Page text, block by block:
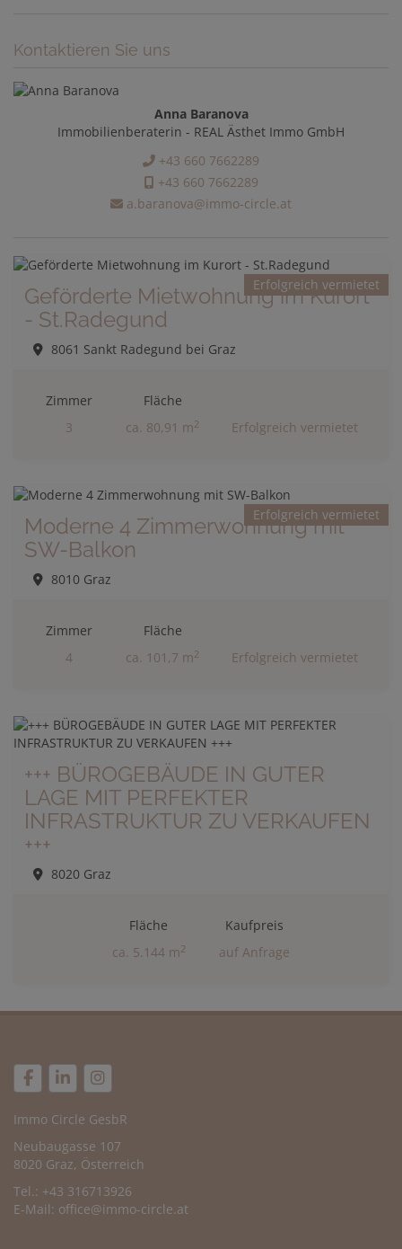
Kontaktieren Sie uns
Anna Baranova
Immobilienberaterin - REAL Ästhet Immo GmbH
+43 660 7662289
+43 660 7662289
a.baranova@immo-circle.at
Erfolgreich vermietet
Geförderte Mietwohnung im Kurort
- St.Radegund
8061 Sankt Radegund bei Graz
Zimmer
3
Fläche
ca. 80,91 m2 Erfolgreich vermietet
Erfolgreich vermietet
Moderne 4 Zimmerwohnung mit
SW-Balkon
8010 Graz
Zimmer
4
Fläche
ca. 101,7 m2 Erfolgreich vermietet
+++ BÜROGEBÄUDE IN GUTER
LAGE MIT PERFEKTER
INFRASTRUKTUR ZU VERKAUFEN
+++
8020 Graz
Fläche
ca. 5.144 m2
Kaufpreis
auf Anfrage
Immo Circle GesbR
Neubaugasse 107
8020 Graz, Österreich
Tel.: +43 316713926
E-Mail: office@immo-circle.at